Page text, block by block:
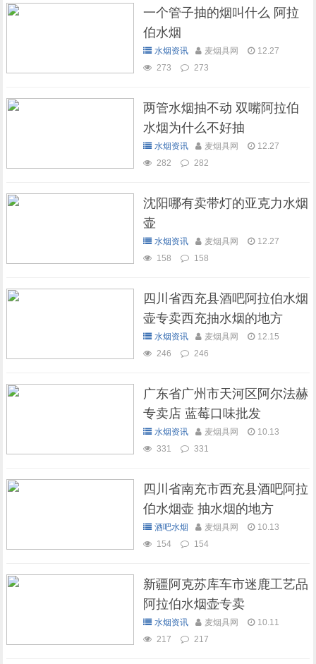
一个管子抽的烟叫什么 阿拉
伯水烟
水烟资讯 麦烟具网
12.27
273
273
两管水烟抽不动 双嘴阿拉伯
水烟为什么不好抽
水烟资讯 麦烟具网
12.27
282
282
沈阳哪有卖带灯的亚克力水烟
壶
水烟资讯 麦烟具网
12.27
158
158
四川省西充县酒吧阿拉伯水烟
壶专卖西充抽水烟的地方
水烟资讯 麦烟具网
12.15
246
246
广东省广州市天河区阿尔法赫
专卖店 蓝莓口味批发
水烟资讯 麦烟具网
10.13
331
331
四川省南充市西充县酒吧阿拉
伯水烟壶 抽水烟的地方
酒吧水烟 麦烟具网
10.13
154
154
新疆阿克苏库车市迷鹿工艺品
阿拉伯水烟壶专卖
水烟资讯 麦烟具网
10.11
217
217